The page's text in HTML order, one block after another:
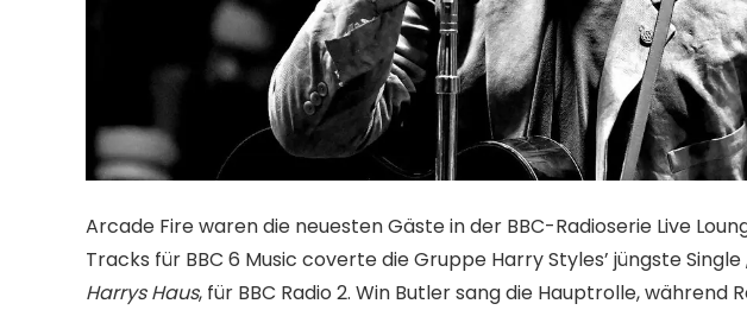
Arcade Fire waren die neuesten Gäste in der BBC-Radioserie Live
Tracks für BBC 6 Music coverte die Gruppe Harry Styles’ jüngste
Harrys Haus, für BBC Radio 2. Win Butler sang die Hauptrolle, während